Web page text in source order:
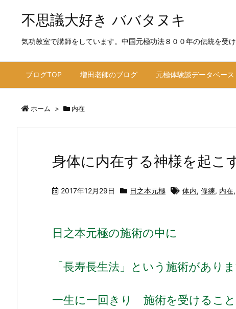
不思議大好き ババタヌキ
気功教室で講師をしています。中国元極功法８００年の伝統を受け
ブログTOP 増田老師のブログ 元極体験談データベース
ホーム > 内在
身体に内在する神様を起こ
2017年12月29日 日之本元極 体内, 修練, 内在,
日之本元極の施術の中に
「長寿長生法」という施術がありま
一生に一回きり 施術を受けるこ